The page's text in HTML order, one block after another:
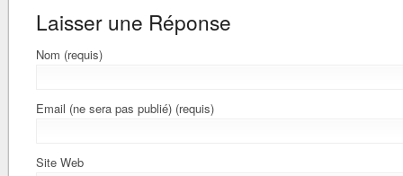
Laisser une Réponse
Nom (requis)
Email (ne sera pas publié) (requis)
Site Web